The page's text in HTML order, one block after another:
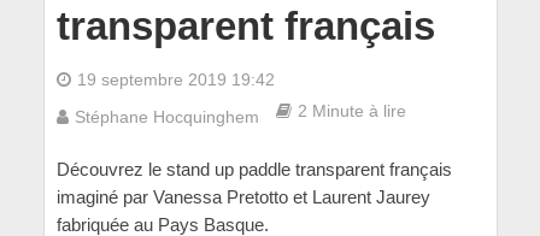
transparent français
19 septembre 2019 19:42
Stéphane Hocquinghem
2 Minute à lire
Découvrez le stand up paddle transparent français
imaginé par Vanessa Pretotto et Laurent Jaurey
fabriquée au Pays Basque.